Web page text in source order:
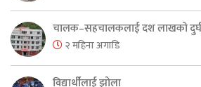
चालक–सहचालकलाई दश लाखको
२ महिना अगाडि
विद्यार्थीलाई झोला